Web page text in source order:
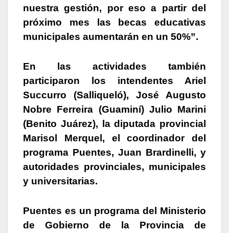
nuestra gestión, por eso a partir del
próximo mes las becas educativas
municipales aumentarán en un 50%”.
En las actividades también
participaron los intendentes Ariel
Succurro (Salliqueló), José Augusto
Nobre Ferreira (Guaminí) Julio Marini
(Benito Juárez), la diputada provincial
Marisol Merquel, el coordinador del
programa Puentes, Juan Brardinelli, y
autoridades provinciales, municipales
y universitarias.
Puentes es un programa del Ministerio
de Gobierno de la Provincia de